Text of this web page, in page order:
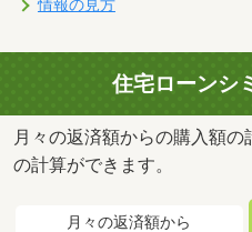
情報の見方
住宅ローンシ
月々の返済額からの購入額
の計算ができます。
月々の返済額から